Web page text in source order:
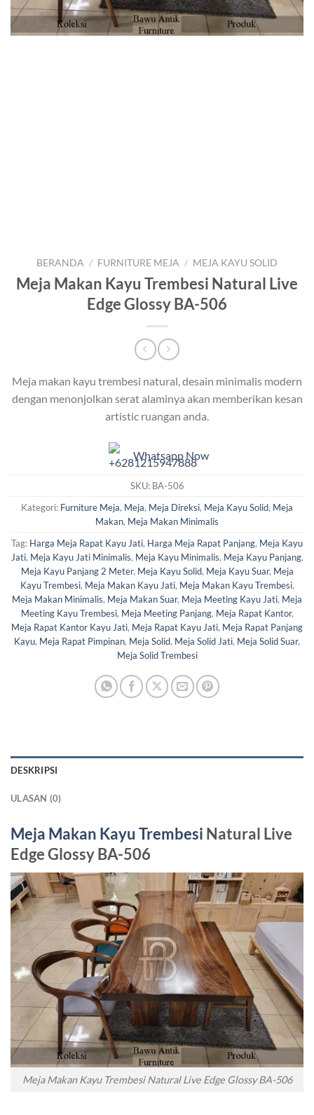
BERANDA / FURNITURE MEJA / MEJA KAYU SOLID
Meja Makan Kayu Trembesi Natural Live
Edge Glossy BA-506
Meja makan kayu trembesi natural, desain minimalis modern
dengan menonjolkan serat alaminya akan memberikan kesan
artistic ruangan anda.
Whatsapp Now
SKU: BA-506
Kategori: Furniture Meja, Meja, Meja Direksi, Meja Kayu Solid, Meja
Makan, Meja Makan Minimalis
Tag: Harga Meja Rapat Kayu Jati, Harga Meja Rapat Panjang, Meja Kayu
Jati, Meja Kayu Jati Minimalis, Meja Kayu Minimalis, Meja Kayu Panjang,
Meja Kayu Panjang 2 Meter, Meja Kayu Solid, Meja Kayu Suar, Meja
Kayu Trembesi, Meja Makan Kayu Jati, Meja Makan Kayu Trembesi,
Meja Makan Minimalis, Meja Makan Suar, Meja Meeting Kayu Jati, Meja
Meeting Kayu Trembesi, Meja Meeting Panjang, Meja Rapat Kantor,
Meja Rapat Kantor Kayu Jati, Meja Rapat Kayu Jati, Meja Rapat Panjang
Kayu, Meja Rapat Pimpinan, Meja Solid, Meja Solid Jati, Meja Solid Suar,
Meja Solid Trembesi
DESKRIPSI
ULASAN (0)
Meja Makan Kayu Trembesi Natural Live
Edge Glossy BA-506
Meja Makan Kayu Trembesi Natural Live Edge Glossy BA-506